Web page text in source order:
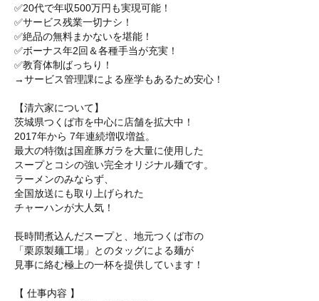
✅20代で年収500万円も実現可能！
✅サービス残業一切ナシ！
✅絶品の無料まかないを堪能！
✅ボーナス年2回＆各種手当が充実！
✅教育体制ばっちり！
→サービス管理課による座学もあるため安心！
【清六家について】
茨城県つくば市を中心に店舗を拡大中！
2017年から 7年連続増収増益。
最大の特徴は国産豚ガラを大量に使用した
スープとコシの強い完全オリジナル麺です。
ラーメンのみならず、
全国放送にも取り上げられた
チャーハンが大人気！
長時間煮込んだスープと、地元つくば市の
「栗原製麺工場」とのタッグによる麺が
見事に絡む極上の一杯を提供しています！
【 仕事内容 】